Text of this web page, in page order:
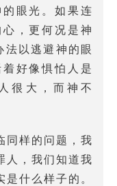
眼光。如果连
，更何况是神
以逃避神的眼
好像惧怕人是
很大，而神不
同样的问题，我
人，我们知道我
什么样子的。